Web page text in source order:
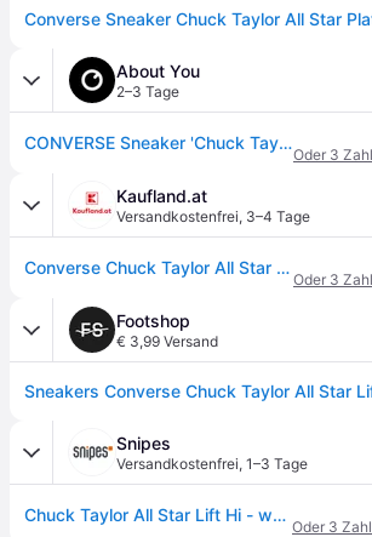
About You
2–3 Tage
CONVERSE Sneaker 'Chuck TayIor All Star Lift Platform' schwarz / weiß
Oder 3
Kaufland.at
Versandkostenfrei, 3–4 Tage
Converse Chuck Taylor All Star Lift Frauen hohe Spitze Schnürung lässig Le wand Turnschuhe Weiß – undefined / Weiß
Oder 3
Footshop
€ 3,99 Versand
Snipes
Versandkostenfrei, 1–3 Tage
Chuck Taylor All Star Lift Hi - weiß - 41
Oder 3